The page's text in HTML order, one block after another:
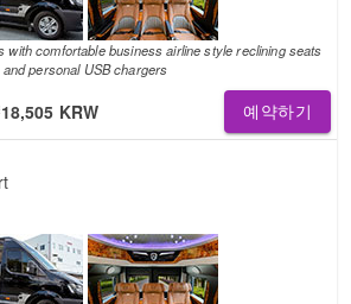
with comfortable business airline style reclining seats
and personal USB chargers
KRW 예약하기